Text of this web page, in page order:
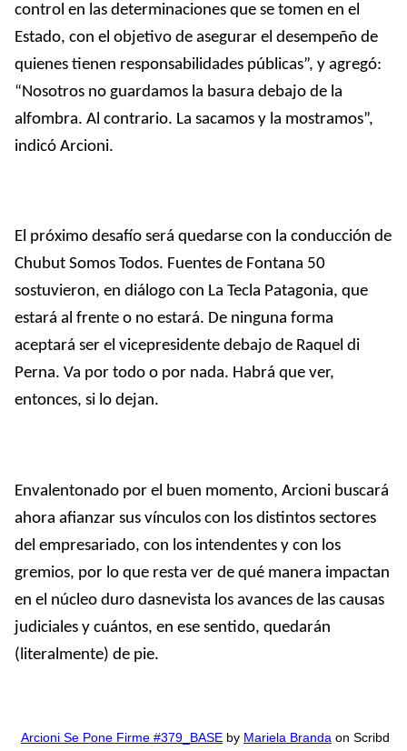
control en las determinaciones que se tomen en el
Estado, con el objetivo de asegurar el desempeño de
quienes tienen responsabilidades públicas”, y agregó:
“Nosotros no guardamos la basura debajo de la
alfombra. Al contrario. La sacamos y la mostramos”,
indicó Arcioni.
El próximo desafío será quedarse con la conducción de
Chubut Somos Todos. Fuentes de Fontana 50
sostuvieron, en diálogo con La Tecla Patagonia, que
estará al frente o no estará. De ninguna forma
aceptará ser el vicepresidente debajo de Raquel di
Perna. Va por todo o por nada. Habrá que ver,
entonces, si lo dejan.
Envalentonado por el buen momento, Arcioni buscará
ahora afianzar sus vínculos con los distintos sectores
del empresariado, con los intendentes y con los
gremios, por lo que resta ver de qué manera impactan
en el núcleo duro dasnevista los avances de las causas
judiciales y cuántos, en ese sentido, quedarán
(literalmente) de pie.
Arcioni Se Pone Firme #379_BASE by Mariela Branda on Scribd